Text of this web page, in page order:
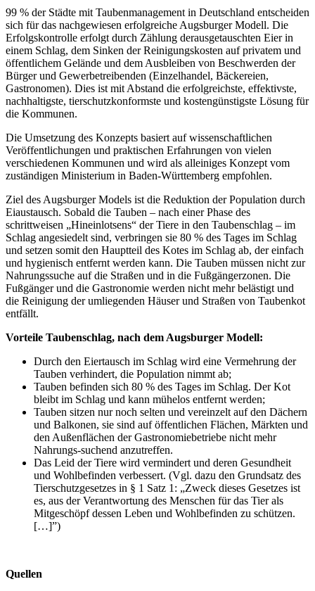
99 % der Städte mit Taubenmanagement in Deutschland entscheiden
sich für das nachgewiesen erfolgreiche Augsburger Modell. Die
Erfolgskontrolle erfolgt durch Zählung derausgetauschten Eier in
einem Schlag, dem Sinken der Reinigungskosten auf privatem und
öffentlichem Gelände und dem Ausbleiben von Beschwerden der
Bürger und Gewerbetreibenden (Einzelhandel, Bäckereien,
Gastronomen). Dies ist mit Abstand die erfolgreichste, effektivste,
nachhaltigste, tierschutzkonformste und kostengünstigste Lösung für
die Kommunen.
Die Umsetzung des Konzepts basiert auf wissenschaftlichen
Veröffentlichungen und praktischen Erfahrungen von vielen
verschiedenen Kommunen und wird als alleiniges Konzept vom
zuständigen Ministerium in Baden-Württemberg empfohlen.
Ziel des Augsburger Models ist die Reduktion der Population durch
Eiaustausch. Sobald die Tauben – nach einer Phase des
schrittweisen „Hineinlotsens“ der Tiere in den Taubenschlag – im
Schlag angesiedelt sind, verbringen sie 80 % des Tages im Schlag
und setzen somit den Hauptteil des Kotes im Schlag ab, der einfach
und hygienisch entfernt werden kann. Die Tauben müssen nicht zur
Nahrungssuche auf die Straßen und in die Fußgängerzonen. Die
Fußgänger und die Gastronomie werden nicht mehr belästigt und
die Reinigung der umliegenden Häuser und Straßen von Taubenkot
entfällt.
Vorteile Taubenschlag, nach dem Augsburger Modell:
Durch den Eiertausch im Schlag wird eine Vermehrung der
Tauben verhindert, die Population nimmt ab;
Tauben befinden sich 80 % des Tages im Schlag. Der Kot
bleibt im Schlag und kann mühelos entfernt werden;
Tauben sitzen nur noch selten und vereinzelt auf den Dächern
und Balkonen, sie sind auf öffentlichen Flächen, Märkten und
den Außenflächen der Gastronomiebetriebe nicht mehr
Nahrungs-suchend anzutreffen.
Das Leid der Tiere wird vermindert und deren Gesundheit
und Wohlbefinden verbessert. (Vgl. dazu den Grundsatz des
Tierschutzgesetzes in § 1 Satz 1: „Zweck dieses Gesetzes ist
es, aus der Verantwortung des Menschen für das Tier als
Mitgeschöpf dessen Leben und Wohlbefinden zu schützen.
[…]”)
Quellen